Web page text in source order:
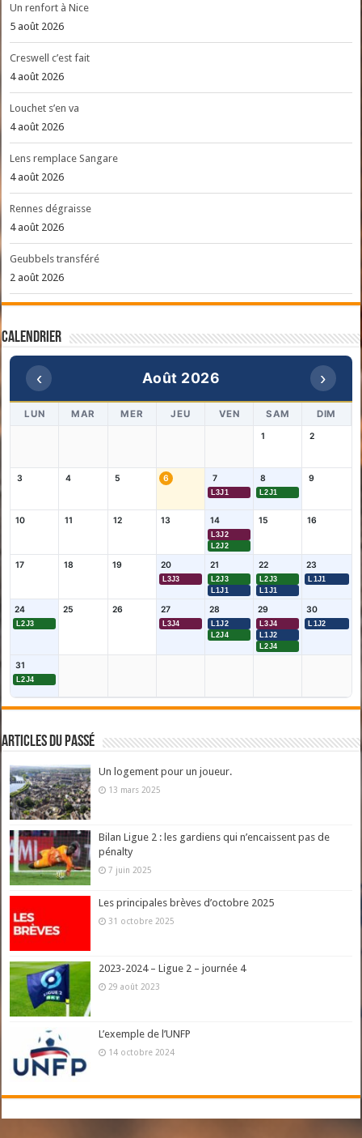
Un renfort à Nice
5 août 2026
Creswell c’est fait
4 août 2026
Louchet s’en va
4 août 2026
Lens remplace Sangare
4 août 2026
Rennes dégraisse
4 août 2026
Geubbels transféré
2 août 2026
Calendrier
‹ Août 2026 ›
LUN MAR MER JEU VEN SAM DIM
1 2
3 4 5 6 7
L3J1
8
L2J1
9
10 11 12 13 14
L3J2
L2J2
15 16
17 18 19 20
L3J3
21
L2J3
L1J1
22
L2J3
L1J1
23
L1J1
24
L2J3
25 26 27
L3J4
28
L1J2
L2J4
29
L3J4
L1J2
L2J4
30
L1J2
31
L2J4
Articles du passé
Un logement pour un joueur.
13 mars 2025
Bilan Ligue 2 : les gardiens qui n’encaissent pas de
pénalty
7 juin 2025
Les principales brèves d’octobre 2025
31 octobre 2025
2023-2024 – Ligue 2 – journée 4
29 août 2023
L’exemple de l’UNFP
14 octobre 2024